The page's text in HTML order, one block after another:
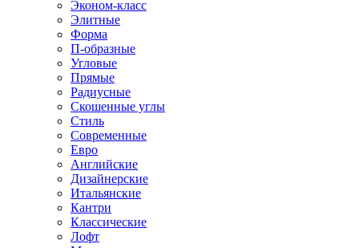
Эконом-класс
Элитные
Форма
П-образные
Угловые
Прямые
Радиусные
Скошенные углы
Стиль
Современные
Евро
Английские
Дизайнерские
Итальянские
Кантри
Классические
Лофт